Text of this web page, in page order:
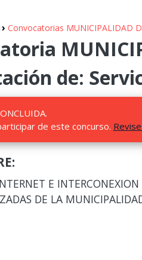
› Convocatorias MUNICIPALIDAD
de:
de este concurso.
E INTERCONEXION
DE LA